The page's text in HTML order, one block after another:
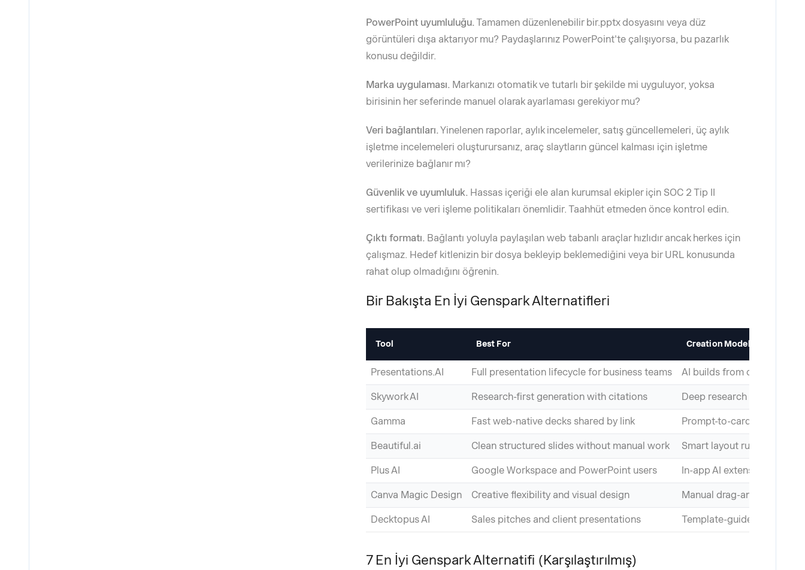
PowerPoint uyumluluğu.Tamamen düzenlenebilir bir.pptx dosyasını veya düz
görüntüleri dışa aktarıyor mu? Paydaşlarınız PowerPoint'te çalışıyorsa, bu pazarlık
konusu değildir.
Marka uygulaması.Markanızı otomatik ve tutarlı bir şekilde mi uyguluyor, yoksa
birisinin her seferinde manuel olarak ayarlaması gerekiyor mu?
Veri bağlantıları.Yinelenen raporlar, aylık incelemeler, satış güncellemeleri, üç aylık
işletme incelemeleri oluşturursanız, araç slaytların güncel kalması için işletme
verilerinize bağlanır mı?
Güvenlik ve uyumluluk.Hassas içeriği ele alan kurumsal ekipler için SOC 2 Tip II
sertifikası ve veri işleme politikaları önemlidir. Taahhüt etmeden önce kontrol edin.
Çıktı formatı.Bağlantı yoluyla paylaşılan web tabanlı araçlar hızlıdır ancak herkes için
çalışmaz. Hedef kitlenizin bir dosya bekleyip beklemediğini veya bir URL konusunda
rahat olup olmadığını öğrenin.
Bir Bakışta En İyi Genspark Alternatifleri
Tool Best For Creation Model
Presentations.AI Full presentation lifecycle for business teams AI builds from content,
Skywork AI Research-first generation with citations Deep research loop then
Gamma Fast web-native decks shared by link Prompt-to-card in seconds
Beautiful.ai Clean structured slides without manual work Smart layout rules
Plus AI Google Workspace and PowerPoint users In-app AI extension
Canva Magic Design Creative flexibility and visual design Manual drag-and-drop with
Decktopus AI Sales pitches and client presentations Template-guided with AI
7 En İyi Genspark Alternatifi (Karşılaştırılmış)